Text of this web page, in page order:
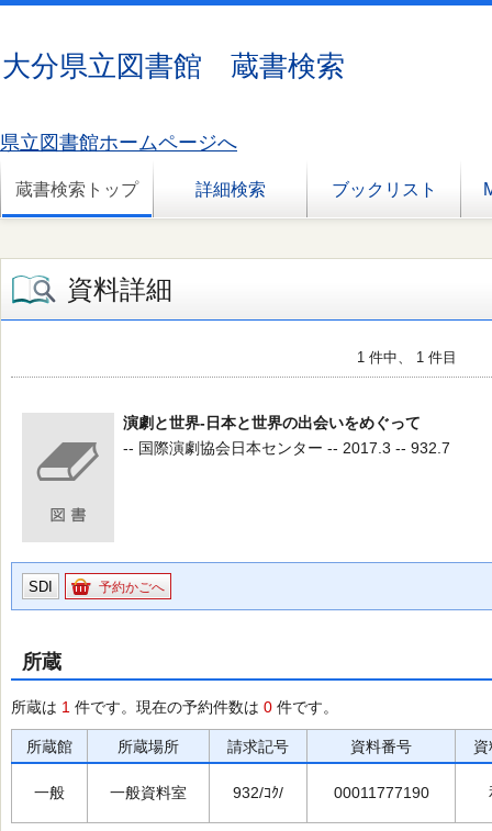
大分県立図書館 蔵書検索
県立図書館ホームページへ
蔵書検索トップ 詳細検索 ブックリスト
資料詳細
1 件中、 1 件目
演劇と世界-日本と世界の出会いをめぐって
-- 国際演劇協会日本センター -- 2017.3 -- 932.7
SDI 予約かごへ
所蔵
所蔵は 1 件です。現在の予約件数は 0 件です。
所蔵館 所蔵場所 請求記号 資料番号
一般 一般資料室 932/ｺｸ/ 00011777190